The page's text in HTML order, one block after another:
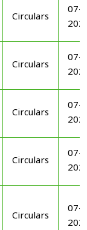
Circulars
07-
Circulars
07-
Circulars
07-
Circulars
07-
Circulars
07-